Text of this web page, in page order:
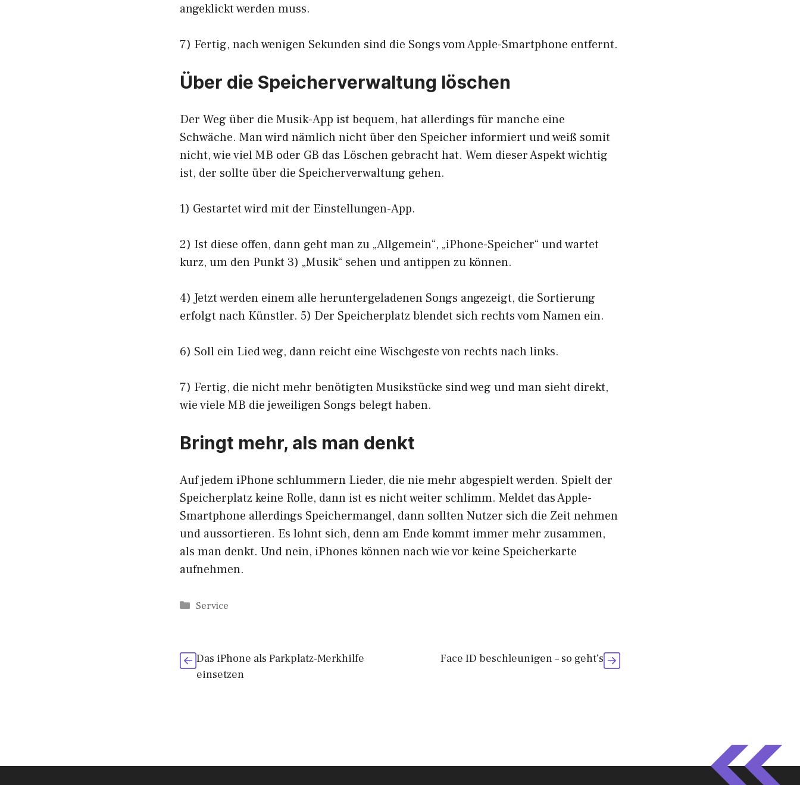
angeklickt werden muss.
7) Fertig, nach wenigen Sekunden sind die Songs vom Apple-Smartphone entfernt.
Über die Speicherverwaltung löschen
Der Weg über die Musik-App ist bequem, hat allerdings für manche eine
Schwäche. Man wird nämlich nicht über den Speicher informiert und weiß somit
nicht, wie viel MB oder GB das Löschen gebracht hat. Wem dieser Aspekt wichtig
ist, der sollte über die Speicherverwaltung gehen.
1) Gestartet wird mit der Einstellungen-App.
2) Ist diese offen, dann geht man zu „Allgemein“, „iPhone-Speicher“ und wartet
kurz, um den Punkt 3) „Musik“ sehen und antippen zu können.
4) Jetzt werden einem alle heruntergeladenen Songs angezeigt, die Sortierung
erfolgt nach Künstler. 5) Der Speicherplatz blendet sich rechts vom Namen ein.
6) Soll ein Lied weg, dann reicht eine Wischgeste von rechts nach links.
7) Fertig, die nicht mehr benötigten Musikstücke sind weg und man sieht direkt,
wie viele MB die jeweiligen Songs belegt haben.
Bringt mehr, als man denkt
Auf jedem iPhone schlummern Lieder, die nie mehr abgespielt werden. Spielt der
Speicherplatz keine Rolle, dann ist es nicht weiter schlimm. Meldet das Apple-
Smartphone allerdings Speichermangel, dann sollten Nutzer sich die Zeit nehmen
und aussortieren. Es lohnt sich, denn am Ende kommt immer mehr zusammen,
als man denkt. Und nein, iPhones können nach wie vor keine Speicherkarte
aufnehmen.
Kategorien
Service
Das iPhone als Parkplatz-Merkhilfe
einsetzen
Face ID beschleunigen – so geht‘s